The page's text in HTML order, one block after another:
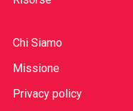
Chi Siamo
Missione
Privacy policy